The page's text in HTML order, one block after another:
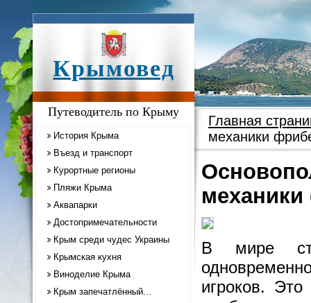
Крымовед
Путеводитель по Крыму
История Крыма
Въезд и транспорт
Курортные регионы
Пляжи Крыма
Аквапарки
Достопримечательности
Крым среди чудес Украины
Крымская кухня
Виноделие Крыма
Крым запечатлённый...
Главная
механики
В мире
игроков.